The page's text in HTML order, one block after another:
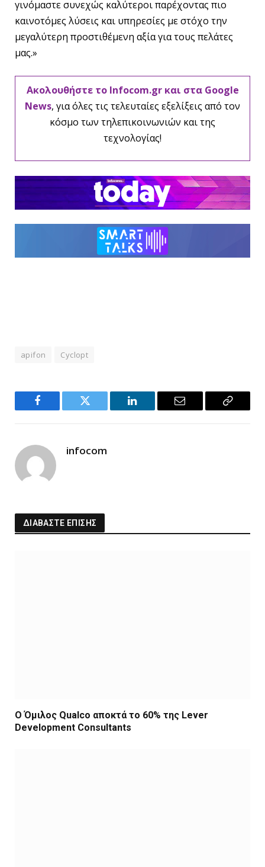
γινόμαστε συνεχώς καλύτεροι παρέχοντας πιο
καινοτόμες λύσεις και υπηρεσίες με στόχο την
μεγαλύτερη προστιθέμενη αξία για τους πελάτες
μας.»
Ακολουθήστε το Infocom.gr και στα Google
News, για όλες τις τελευταίες εξελίξεις από τον
κόσμο των τηλεπικοινωνιών και της
τεχνολογίας!
apifon Cyclopt
Facebook Twitter LinkedIn Email
Copy
infocom
ΔΙΑΒΑΣΤΕ ΕΠΙΣΗΣ
Ο Όμιλος Qualco αποκτά το 60% της Lever
Development Consultants